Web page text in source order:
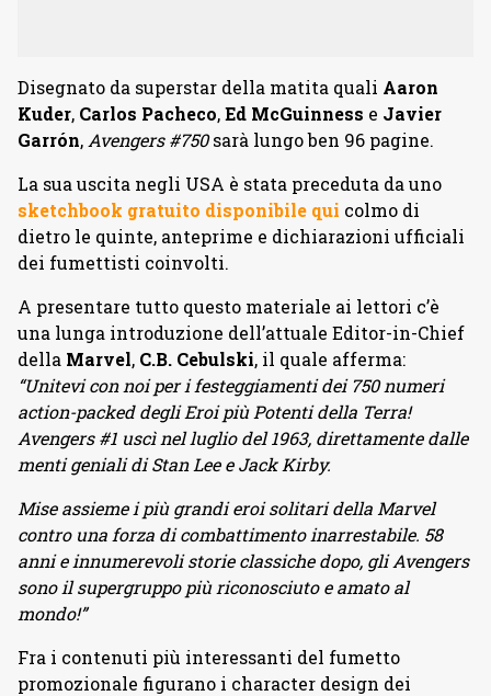
Disegnato da superstar della matita quali Aaron
Kuder, Carlos Pacheco,Ed McGuinness e Javier
Garrón, Avengers #750sarà lungo ben 96 pagine.
La sua uscita negli USA è stata preceduta da uno
sketchbook gratuito disponibile qui colmo di
dietro le quinte, anteprime e dichiarazioni ufficiali
dei fumettisti coinvolti.
A presentare tutto questo materiale ai lettori c’è
una lunga introduzione dell’attuale Editor-in-Chief
della Marvel, C.B. Cebulski, il quale afferma:
“Unitevi con noi per i festeggiamenti dei 750 numeri
action-packed degli Eroi più Potenti della Terra!
Avengers #1 uscì nel luglio del 1963, direttamente dalle
menti geniali di Stan Lee e Jack Kirby.
Mise assieme i più grandi eroi solitari della Marvel
contro una forza di combattimento inarrestabile. 58
anni e innumerevoli storie classiche dopo, gli Avengers
sono il supergruppo più riconosciuto e amato al
mondo!”
Fra i contenuti più interessanti del fumetto
promozionale figurano i character design dei